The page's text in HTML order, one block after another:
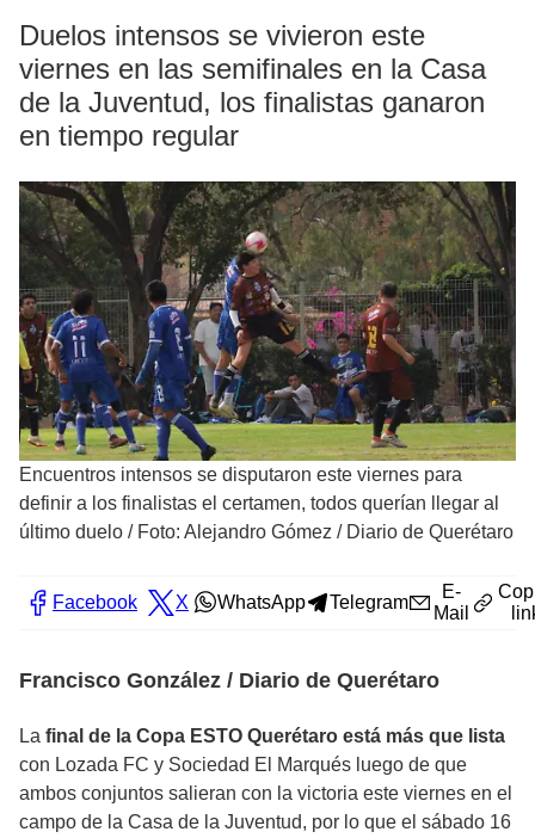
Duelos intensos se vivieron este
viernes en las semifinales en la Casa
de la Juventud, los finalistas ganaron
en tiempo regular
Encuentros intensos se disputaron este viernes para
definir a los finalistas el certamen, todos querían llegar al
último duelo / Foto: Alejandro Gómez / Diario de Querétaro
Facebook X WhatsApp Telegram
E-
Mail
Francisco González / Diario de Querétaro
La final de la Copa ESTO Querétaro está más que lista
con Lozada FC y Sociedad El Marqués luego de que
ambos conjuntos salieran con la victoria este viernes en el
campo de la Casa de la Juventud, por lo que el sábado 16